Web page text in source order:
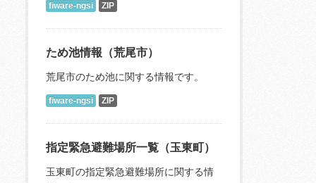
fiware-ngsi ZIP
ため池情報（荒尾市）
荒尾市のため池に関する情報です。
fiware-ngsi ZIP
指定緊急避難場所一覧（玉東町）
玉東町の指定緊急避難場所に関する情